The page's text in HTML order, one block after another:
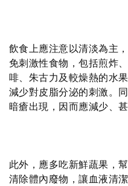
飲食上應注意以清淡為主
免刺激性食物，包括煎炸
啡、朱古力及較燥熱的水
減少對皮脂分泌的刺激。
暗瘡出現，因而應減少、甚
此外，應多吃新鮮蔬果，
清除體內廢物，讓血液清